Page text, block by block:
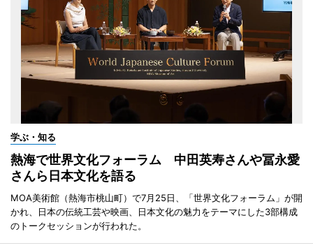
学ぶ・知る
熱海で世界文化フォーラム 中田英寿さんや冨永愛
さんら日本文化を語る
MOA美術館（熱海市桃山町）で7月25日、「世界文化フォーラム」が開
かれ、日本の伝統工芸や映画、日本文化の魅力をテーマにした3部構成
のトークセッションが行われた。